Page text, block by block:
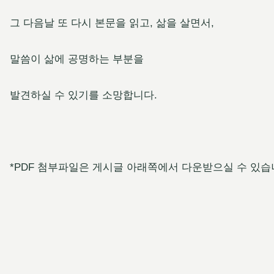
그 다음날 또 다시 본문을 읽고, 삶을 살면서,
말씀이 삶에 공명하는 부분을
발견하실 수 있기를 소망합니다.
*PDF 첨부파일은 게시글 아래쪽에서 다운받으실 수 있습